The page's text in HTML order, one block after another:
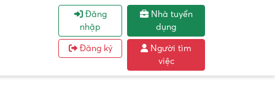
Đăng
nhập
Đăng ký
Nhà tuyển
dụng
Người tìm
việc